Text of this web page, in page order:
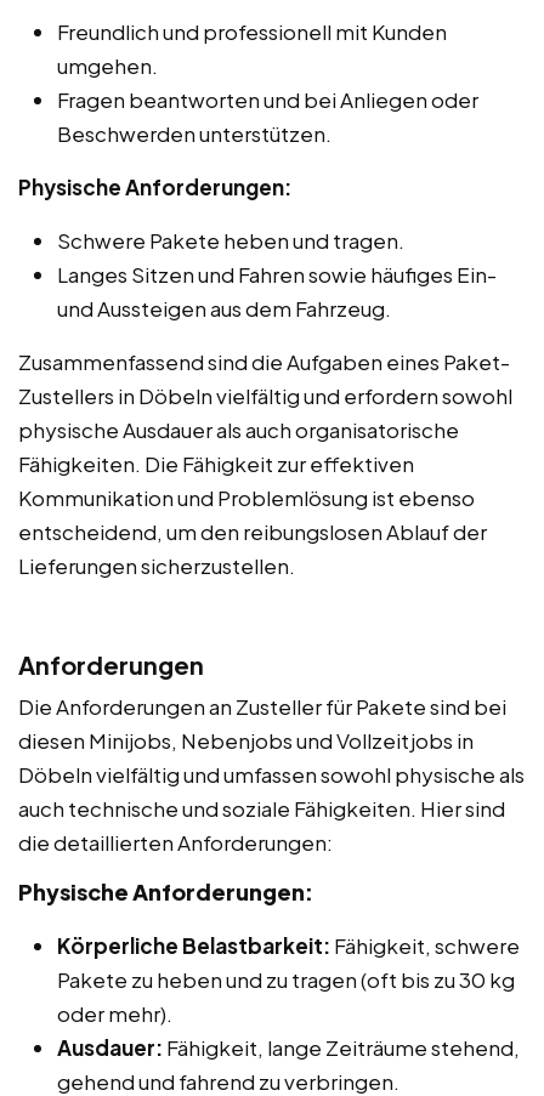
Freundlich und professionell mit Kunden
umgehen.
Fragen beantworten und bei Anliegen oder
Beschwerden unterstützen.
Physische Anforderungen:
Schwere Pakete heben und tragen.
Langes Sitzen und Fahren sowie häufiges Ein-
und Aussteigen aus dem Fahrzeug.
Zusammenfassend sind die Aufgaben eines Paket-
Zustellers in Döbeln vielfältig und erfordern sowohl
physische Ausdauer als auch organisatorische
Fähigkeiten. Die Fähigkeit zur effektiven
Kommunikation und Problemlösung ist ebenso
entscheidend, um den reibungslosen Ablauf der
Lieferungen sicherzustellen.
Anforderungen
Die Anforderungen an Zusteller für Pakete sind bei
diesen Minijobs, Nebenjobs und Vollzeitjobs in
Döbeln vielfältig und umfassen sowohl physische als
auch technische und soziale Fähigkeiten. Hier sind
die detaillierten Anforderungen:
Physische Anforderungen:
Körperliche Belastbarkeit: Fähigkeit, schwere
Pakete zu heben und zu tragen (oft bis zu 30 kg
oder mehr).
Ausdauer: Fähigkeit, lange Zeiträume stehend,
gehend und fahrend zu verbringen.